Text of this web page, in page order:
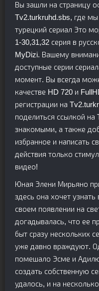
Вы зашли на страницу
Tv2.turkruhd.sbs, где
турецкий сериал Это
1-30,31,32 серия в
MyDizi. Вашему
доступные серии
момент. Вы всегда
качестве HD 720 и
регистрации на
поделиться ссылкой
знакомыми, а также
избранное и написать
действия только
видео!
Юная Элени Мирьяно
здесь она хочет
своем появлении на
догадывалась, что ее
быт сразу нескольких
уже давно враждуют.
помешало Эсме и
создать собственную
удалось, и на